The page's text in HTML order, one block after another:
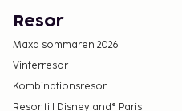
Resor
Maxa sommaren 2026
Vinterresor
Kombinationsresor
Resor till Disneyland® Paris